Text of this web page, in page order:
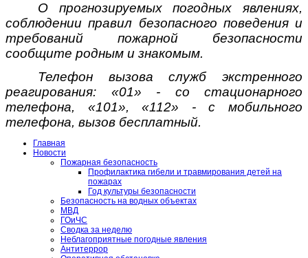
О прогнозируемых погодных явлениях,
соблюдении правил безопасного поведения и
требований пожарной безопасности
сообщите родным и знакомым.
Телефон вызова служб экстренного
реагирования: «01» - со стационарного
телефона, «101», «112» - с мобильного
телефона, вызов бесплатный.
Главная
Новости
Пожарная безопасность
Профилактика гибели и травмирования детей на
пожарах
Год культуры безопасности
Безопасность на водных объектах
МВД
ГОиЧС
Сводка за неделю
Неблагоприятные погодные явления
Антитеррор